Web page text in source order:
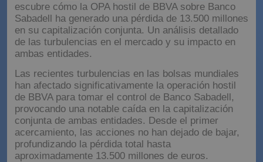
escubre cómo la OPA hostil de BBVA sobre Banco
Sabadell ha generado una pérdida de 13.500 millones
en su capitalización conjunta. Un análisis detallado
de las turbulencias en el mercado y su impacto en
ambas entidades.
Las recientes turbulencias en las bolsas mundiales
han afectado significativamente la operación hostil
de BBVA para tomar el control de Banco Sabadell,
provocando una notable caída en la capitalización
conjunta de ambas entidades. Desde el primer
acercamiento, las acciones no han dejado de bajar,
profundizando la pérdida total hasta
aproximadamente 13.500 millones de euros.